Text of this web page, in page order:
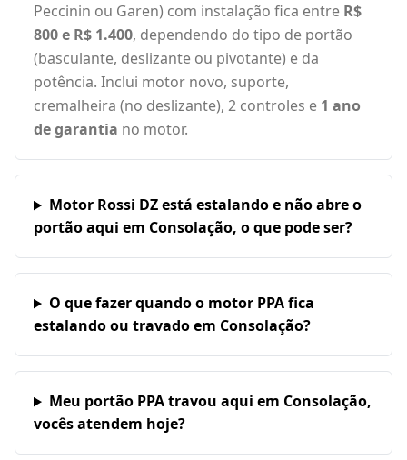
Peccinin ou Garen) com instalação fica entre R$
800 e R$ 1.400, dependendo do tipo de portão
(basculante, deslizante ou pivotante) e da
potência. Inclui motor novo, suporte,
cremalheira (no deslizante), 2 controles e 1 ano
de garantia no motor.
Motor Rossi DZ está estalando e não abre o
portão aqui em Consolação, o que pode ser?
O que fazer quando o motor PPA fica
estalando ou travado em Consolação?
Meu portão PPA travou aqui em Consolação,
vocês atendem hoje?